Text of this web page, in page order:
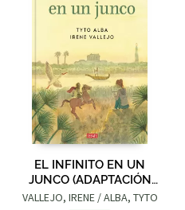
EL INFINITO EN UN
JUNCO (ADAPTACIÓN
GRÁFICA)
VALLEJO, IRENE / ALBA, TYTO